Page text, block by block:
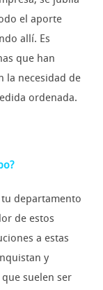
el aporte
allí. Es
que han
la necesidad de
ordenada.
departamento
de estos
a estas
y
suelen ser